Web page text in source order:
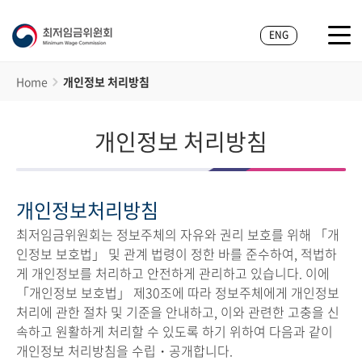
ENG
Home 개인정보 처리방침
개인정보 처리방침
개인정보처리방침
최저임금위원회는 정보주체의 자유와 권리 보호를 위해 「개
인정보 보호법」 및 관계 법령이 정한 바를 준수하여, 적법하
게 개인정보를 처리하고 안전하게 관리하고 있습니다. 이에
「개인정보 보호법」 제30조에 따라 정보주체에게 개인정보
처리에 관한 절차 및 기준을 안내하고, 이와 관련한 고충을 신
속하고 원활하게 처리할 수 있도록 하기 위하여 다음과 같이
개인정보 처리방침을 수립・공개합니다.